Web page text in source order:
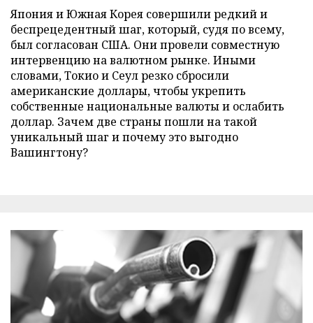
Япония и Южная Корея совершили редкий и
беспрецедентный шаг, который, судя по всему,
был согласован США. Они провели совместную
интервенцию на валютном рынке. Иными
словами, Токио и Сеул резко сбросили
американские доллары, чтобы укрепить
собственные национальные валюты и ослабить
доллар. Зачем две страны пошли на такой
уникальный шаг и почему это выгодно
Вашингтону?